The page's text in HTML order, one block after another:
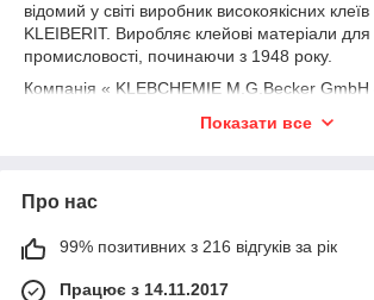
відомий у світі виробник високоякісних
KLEIBERIT. Виробляє клейові матеріали для
промисловості, починаючи з 1948 року.
Компанія « KLEBCHEMIE M.G.Becker GmbH
ефективно використовується система
Виробництво клеїв фірми KLEBCHEMIE
контролем, як у лабораторіях фірми, так і
незалежними інститутами Західної Європи.
Показати все
Про нас
99% позитивних з 216 відгуків за рік
Працює з 14.11.2017